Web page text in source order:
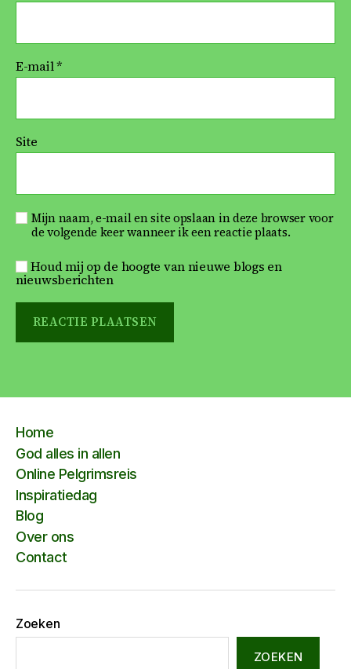
E-mail*
Site
Mijn naam, e-mail en site opslaan in deze browser voor
de volgende keer wanneer ik een reactie plaats.
Houd mij op de hoogte van nieuwe blogs en
nieuwsberichten
Home
God alles in allen
Online Pelgrimsreis
Inspiratiedag
Blog
Over ons
Contact
Zoeken
ZOEKEN